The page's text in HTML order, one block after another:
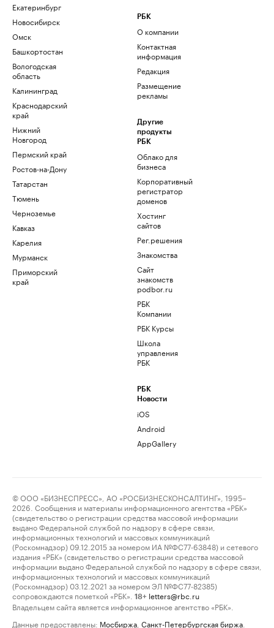
Екатеринбург
Новосибирск
Омск
Башкортостан
Вологодская
область
Калининград
Краснодарский
край
Нижний
Новгород
Пермский край
Ростов-на-Дону
Татарстан
Тюмень
Черноземье
Кавказ
Карелия
Мурманск
Приморский
край
РБК
О компании
Контактная
информация
Редакция
Размещение
рекламы
Другие
продукты
РБК
Облако для
бизнеса
Корпоративный
регистратор
доменов
Хостинг
сайтов
Рег.решения
Знакомства
Сайт
знакомств
podbor.ru
РБК
Компании
РБК Курсы
Школа
управления
РБК
РБК
Новости
iOS
Android
AppGallery
© ООО «БИЗНЕСПРЕСС», АО «РОСБИЗНЕСКОНСАЛТИНГ», 1995–
2026. Сообщения и материалы информационного агентства «РБК»
(свидетельство о регистрации средства массовой информации
выдано Федеральной службой по надзору в сфере связи,
информационных технологий и массовых коммуникаций
(Роскомнадзор) 09.12.2015 за номером ИА №ФС77-63848) и сетевого
издания «РБК» (свидетельство о регистрации средства массовой
информации выдано Федеральной службой по надзору в сфере связи,
информационных технологий и массовых коммуникаций
(Роскомнадзор) 03.12.2021 за номером ЭЛ №ФС77-82385)
сопровождаются пометкой «РБК».
18+ letters@rbc.ru
Владельцем сайта является информационное агентство «РБК».
Данные предоставлены: Мосбиржа Санкт-Петербургская биржа